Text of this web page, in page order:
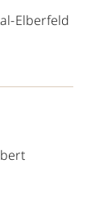
Elberfeld